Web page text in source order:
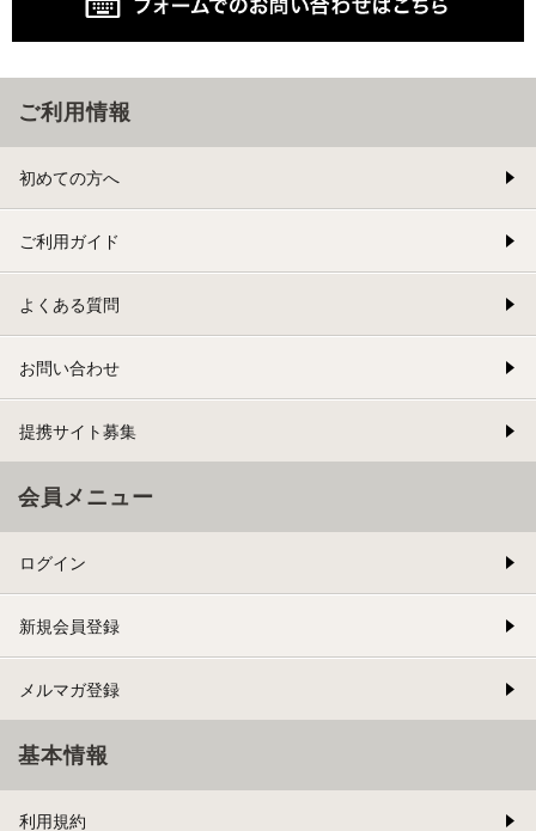
ご利用情報
初めての方へ
ご利用ガイド
よくある質問
お問い合わせ
提携サイト募集
会員メニュー
ログイン
新規会員登録
メルマガ登録
基本情報
利用規約